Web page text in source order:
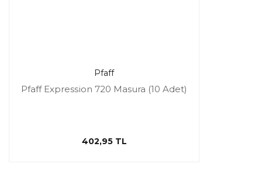
Pfaff
Pfaff Expression 720 Masura (10 Adet)
402,95 TL